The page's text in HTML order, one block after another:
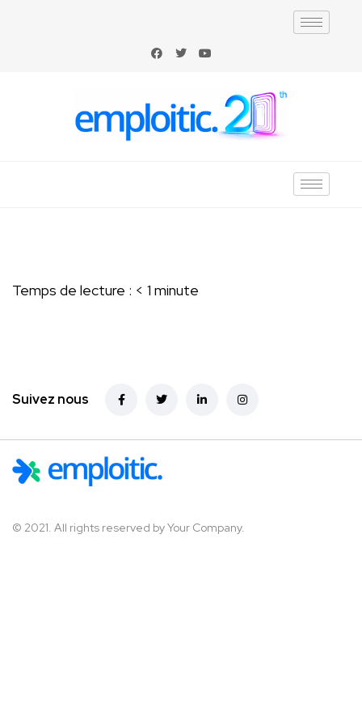
Temps de lecture : < 1 minute
Suivez nous
© 2021. All rights reserved byYour Company.